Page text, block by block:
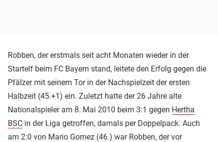
Robben, der erstmals seit acht Monaten wieder in der
Startelf beim FC Bayern stand, leitete den Erfolg gegen die
Pfälzer mit seinem Tor in der Nachspielzeit der ersten
Halbzeit (45.+1) ein. Zuletzt hatte der 26 Jahre alte
Nationalspieler am 8. Mai 2010 beim 3:1 gegen Hertha
BSC in der Liga getroffen, damals per Doppelpack. Auch
am 2:0 von Mario Gomez (46.) war Robben, der vor